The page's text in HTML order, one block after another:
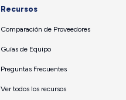
Recursos
Comparación de Proveedores
Guías de Equipo
Preguntas Frecuentes
Ver todos los recursos